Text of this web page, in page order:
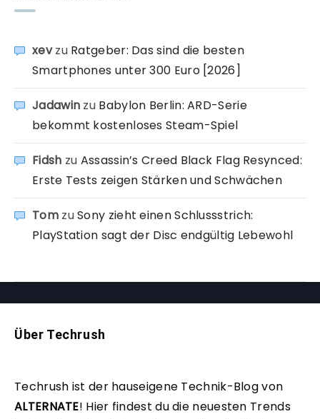
xevzu Ratgeber: Das sind die besten
Smartphones unter 300 Euro [2026]
Jadawin zu Babylon Berlin: ARD-Serie
bekommt kostenloses Steam-Spiel
Fidsh zu Assassin’s Creed Black Flag Resynced:
Erste Tests zeigen Stärken und Schwächen
TomzuSony zieht einen Schlussstrich:
PlayStation sagt der Disc endgültig Lebewohl
Über Techrush
Techrush ist der hauseigene Technik-Blog von
ALTERNATE! Hier findest du die neuesten Trends